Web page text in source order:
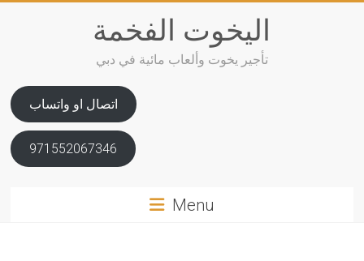
اليخوت الفخمة
تأجير يخوت وألعاب مائية في دبي
اتصال او واتساب
971552067346
Menu